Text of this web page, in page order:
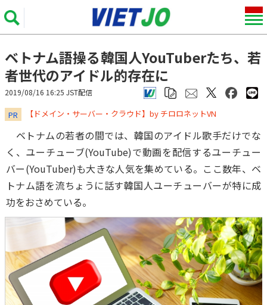
ベトナム語操る韓国人YouTuberたち、若
者世代のアイドル的存在に
2019/08/16 16:25 JST配信
PR ​​​​​​​【ドメイン・サーバー・クラウド】by チロロネットVN
ベトナムの若者の間では、韓国のアイドル歌手だけでな
く、ユーチューブ(YouTube)で動画を配信するユーチュー
バー(YouTuber)も大きな人気を集めている。ここ数年、ベ
トナム語を流ちょうに話す韓国人ユーチューバーが特に成
功をおさめている。